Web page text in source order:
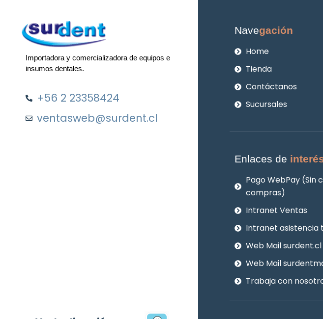
Importadora y comercializadora de equipos e
insumos dentales.
+56 2 23358424
ventasweb@surdent.cl
Navegación
Home
Tienda
Contáctanos
Sucursales
Enlaces de
Pago WebPay (Sin
compras)
Intranet Ventas
Intranet asistencia
Web Mail surdent.cl
Web Mail
Trabaja con